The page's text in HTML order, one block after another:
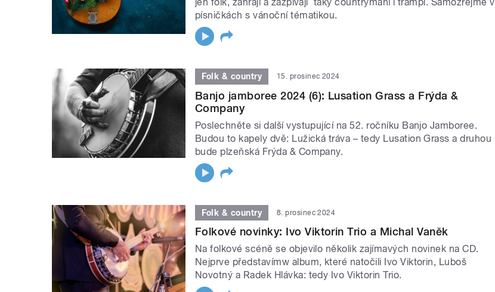
jen folk, zahrají a zazpívají taky countrymani i trampi. Samozřejmě v
písničkách s vánoční tématikou.
Folk & country 15. prosinec 2024
Banjo jamboree 2024 (6): Lusation Grass a Frýda &
Company
Poslechněte si další vystupující na 52. ročníku Banjo Jamboree.
Budou to kapely dvě: Lužická tráva – tedy Lusation Grass a druhou
bude plzeňská Frýda & Company.
Folk & country 8. prosinec 2024
Folkové novinky: Ivo Viktorin Trio a Michal Vaněk
Na folkové scéně se objevilo několik zajímavých novinek na CD.
Nejprve představímw album, které natočili Ivo Viktorin, Luboš
Novotný a Radek Hlávka: tedy Ivo Viktorin Trio.